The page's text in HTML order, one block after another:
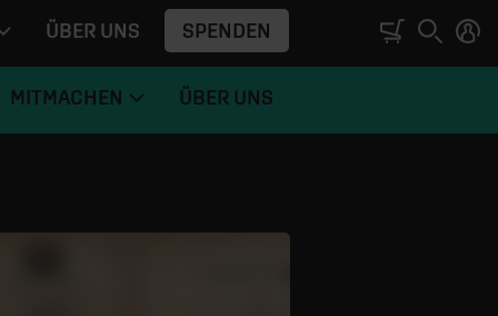
ÜBER UNS SPENDEN
MITMACHEN ÜBER UNS